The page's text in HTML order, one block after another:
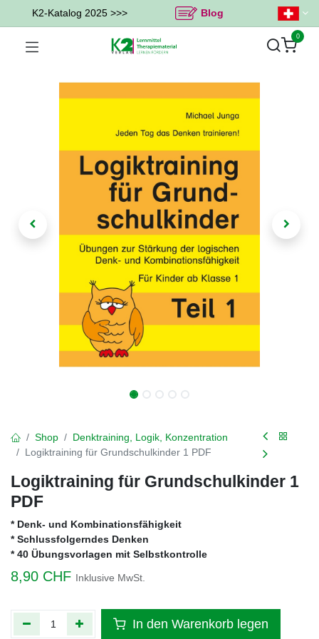
K2-Katalog 2025 >>> Blog
0
Shop
Denktraining, Logik, Konzentration
Logiktraining für Grundschulkinder 1 PDF
Logiktraining für Grundschulkinder 1
PDF
* Denk- und Kombinationsfähigkeit
* Schlussfolgerndes Denken
* 40 Übungsvorlagen mit Selbstkontrolle
8,90 CHF Inklusive MwSt.
In den Warenkorb legen